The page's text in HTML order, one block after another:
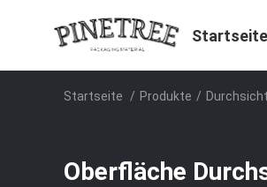
Startseite
Startseite / Produkte /
Oberfläche